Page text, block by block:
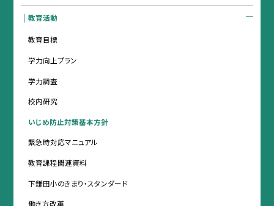
教育活動
教育目標
学力向上プラン
学力調査
校内研究
いじめ防止対策基本方針
緊急時対応マニュアル
教育課程関連資料
下鎌田小のきまり・スタンダード
働き方改革